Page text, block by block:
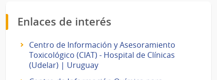
Enlaces de interés
Centro de Información y Asesoramiento
Toxicológico (CIAT) - Hospital de Clínicas
(Udelar) | Uruguay